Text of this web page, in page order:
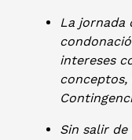
La jornada
intereses
conceptos,
Sin salir de